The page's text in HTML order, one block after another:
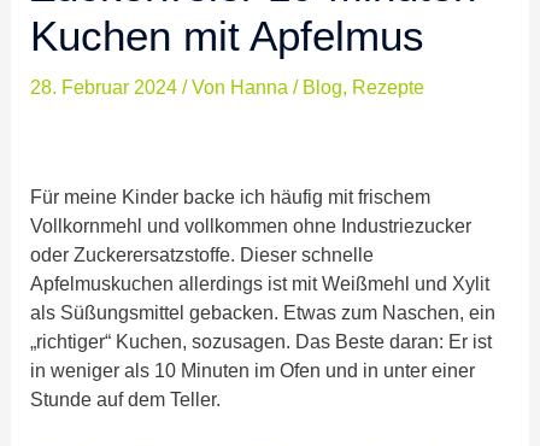
Kuchen mit Apfelmus
28. Februar 2024/ Von Hanna/ Blog, Rezepte
Für meine Kinder backe ich häufig mit frischem
Vollkornmehl und vollkommen ohne Industriezucker
oder Zuckerersatzstoffe. Dieser schnelle
Apfelmuskuchen allerdings ist mit Weißmehl und Xylit
als Süßungsmittel gebacken. Etwas zum Naschen, ein
„richtiger“ Kuchen, sozusagen. Das Beste daran: Er ist
in weniger als 10 Minuten im Ofen und in unter einer
Stunde auf dem Teller.